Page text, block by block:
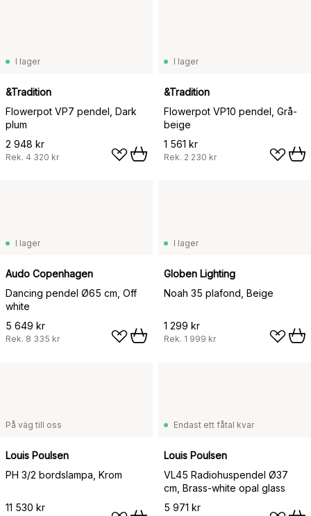
I lager
&Tradition
Flowerpot VP7 pendel, Dark
plum
2 948 kr
Rek. 4 320 kr
I lager
&Tradition
Flowerpot VP10 pendel, Grå-
beige
1 561 kr
Rek. 2 230 kr
I lager
Audo Copenhagen
Dancing pendel Ø65 cm, Off
white
5 649 kr
Rek. 8 335 kr
I lager
Globen Lighting
Noah 35 plafond, Beige
1 299 kr
Rek. 1 999 kr
På väg till oss
Louis Poulsen
PH 3/2 bordslampa, Krom
11 530 kr
Endast ett fåtal kvar
Louis Poulsen
VL45 Radiohuspendel Ø37
cm, Brass-white opal glass
5 971 kr